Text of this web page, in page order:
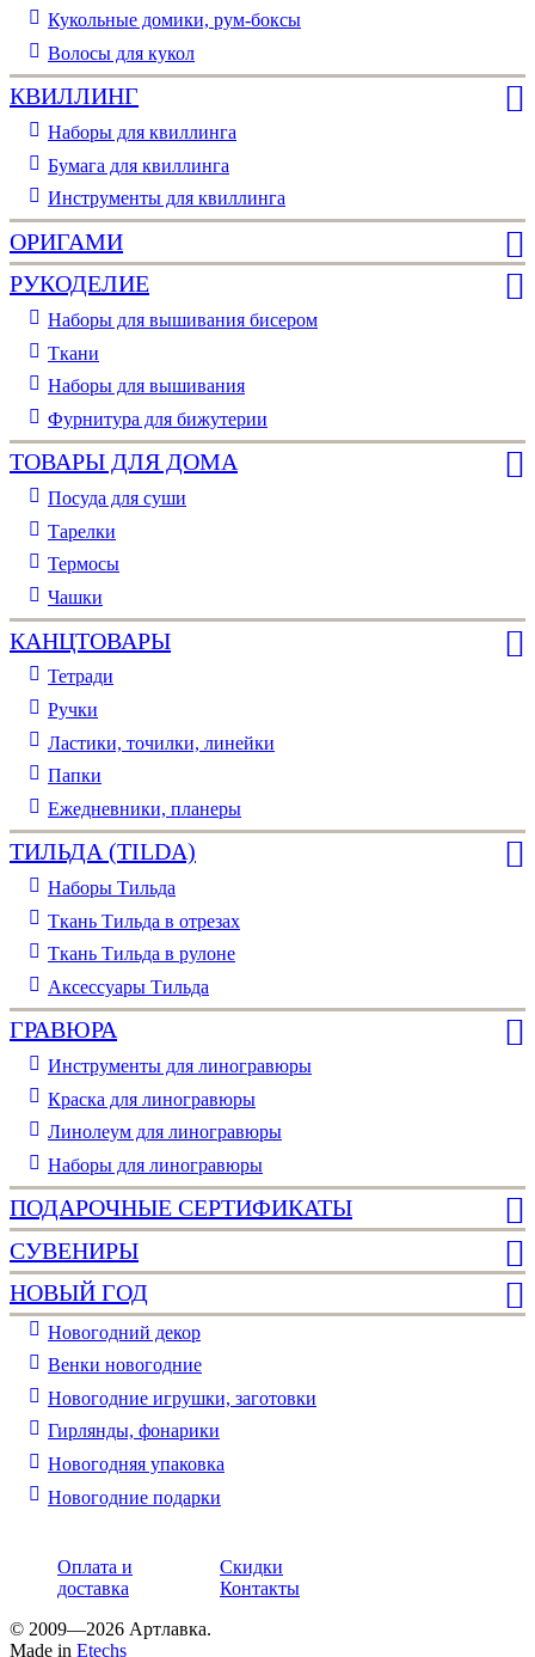
Кукольные домики, рум-боксы
Волосы для кукол
КВИЛЛИНГ
Наборы для квиллинга
Бумага для квиллинга
Инструменты для квиллинга
ОРИГАМИ
РУКОДЕЛИЕ
Наборы для вышивания бисером
Ткани
Наборы для вышивания
Фурнитура для бижутерии
ТОВАРЫ ДЛЯ ДОМА
Посуда для суши
Тарелки
Термосы
Чашки
КАНЦТОВАРЫ
Тетради
Ручки
Ластики, точилки, линейки
Папки
Ежедневники, планеры
ТИЛЬДА (TILDA)
Наборы Тильда
Ткань Тильда в отрезах
Ткань Тильда в рулоне
Аксессуары Тильда
ГРАВЮРА
Инструменты для линогравюры
Краска для линогравюры
Линолеум для линогравюры
Наборы для линогравюры
ПОДАРОЧНЫЕ СЕРТИФИКАТЫ
СУВЕНИРЫ
НОВЫЙ ГОД
Новогодний декор
Венки новогодние
Новогодние игрушки, заготовки
Гирлянды, фонарики
Новогодняя упаковка
Новогодние подарки
Оплата и
доставка
Скидки
Контакты
© 2009—2026 Артлавка.
Made in Etechs